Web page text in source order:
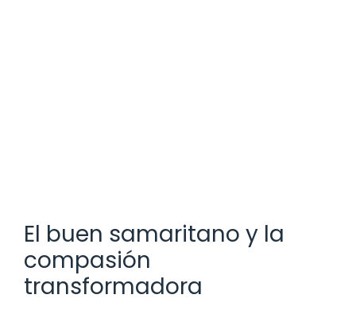
El buen samaritano y la
compasión
transformadora